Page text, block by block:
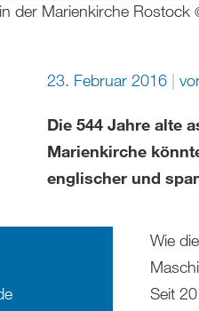
der Marienkirche Rostock
23. Februar 2016
Die 544 Jahre alte
Marienkirche
englischer und
Wie
Seit